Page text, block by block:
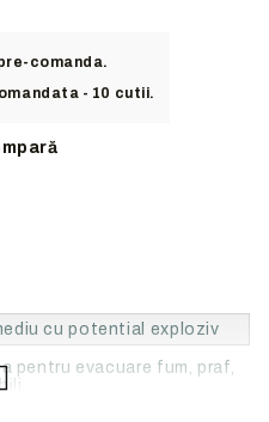
comanda.
- 10 cutii.
cu potential exploziv
pentru evacuare fum, praf,